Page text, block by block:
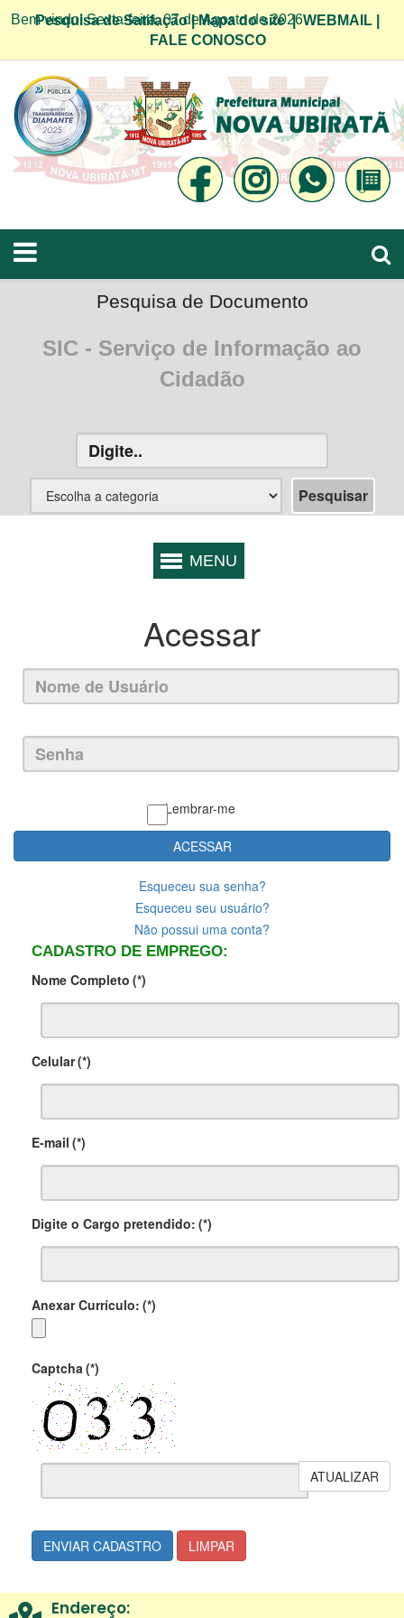
Bem vindo! Sexta-feira, 07 de Agosto de 2026
Pesquisa de Satifação|Mapa do site|WEBMAIL
FALE CONOSCO
Pesquisa de Documento
SIC - Serviço de Informação ao
Cidadão
Acessar
Lembrar-me
ACESSAR
Esqueceu sua senha?
Esqueceu seu usuário?
Não possui uma conta?
CADASTRO DE EMPREGO:
Nome Completo (*)
Celular(*)
E-mail (*)
Digite o Cargo pretendido: (*)
Anexar Currículo: (*)
Captcha (*)
ATUALIZAR
ENVIAR CADASTRO LIMPAR
Endereço: